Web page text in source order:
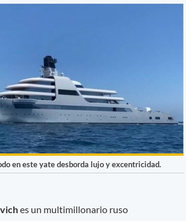
en este yate desborda lujo y excentricidad.
es un multimillonario ruso